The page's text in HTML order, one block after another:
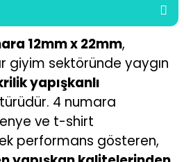
12mm x 22mm,
giyim sektöründe yaygın
yapışkanlı
4 numara
ve t-shirt
performans gösteren,